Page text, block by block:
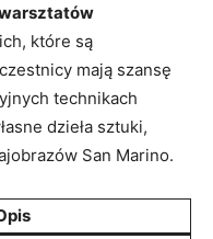
które ​są
mają szansę
⁤technikach
‌dzieła‍ sztuki,‍
San‌ Marino.